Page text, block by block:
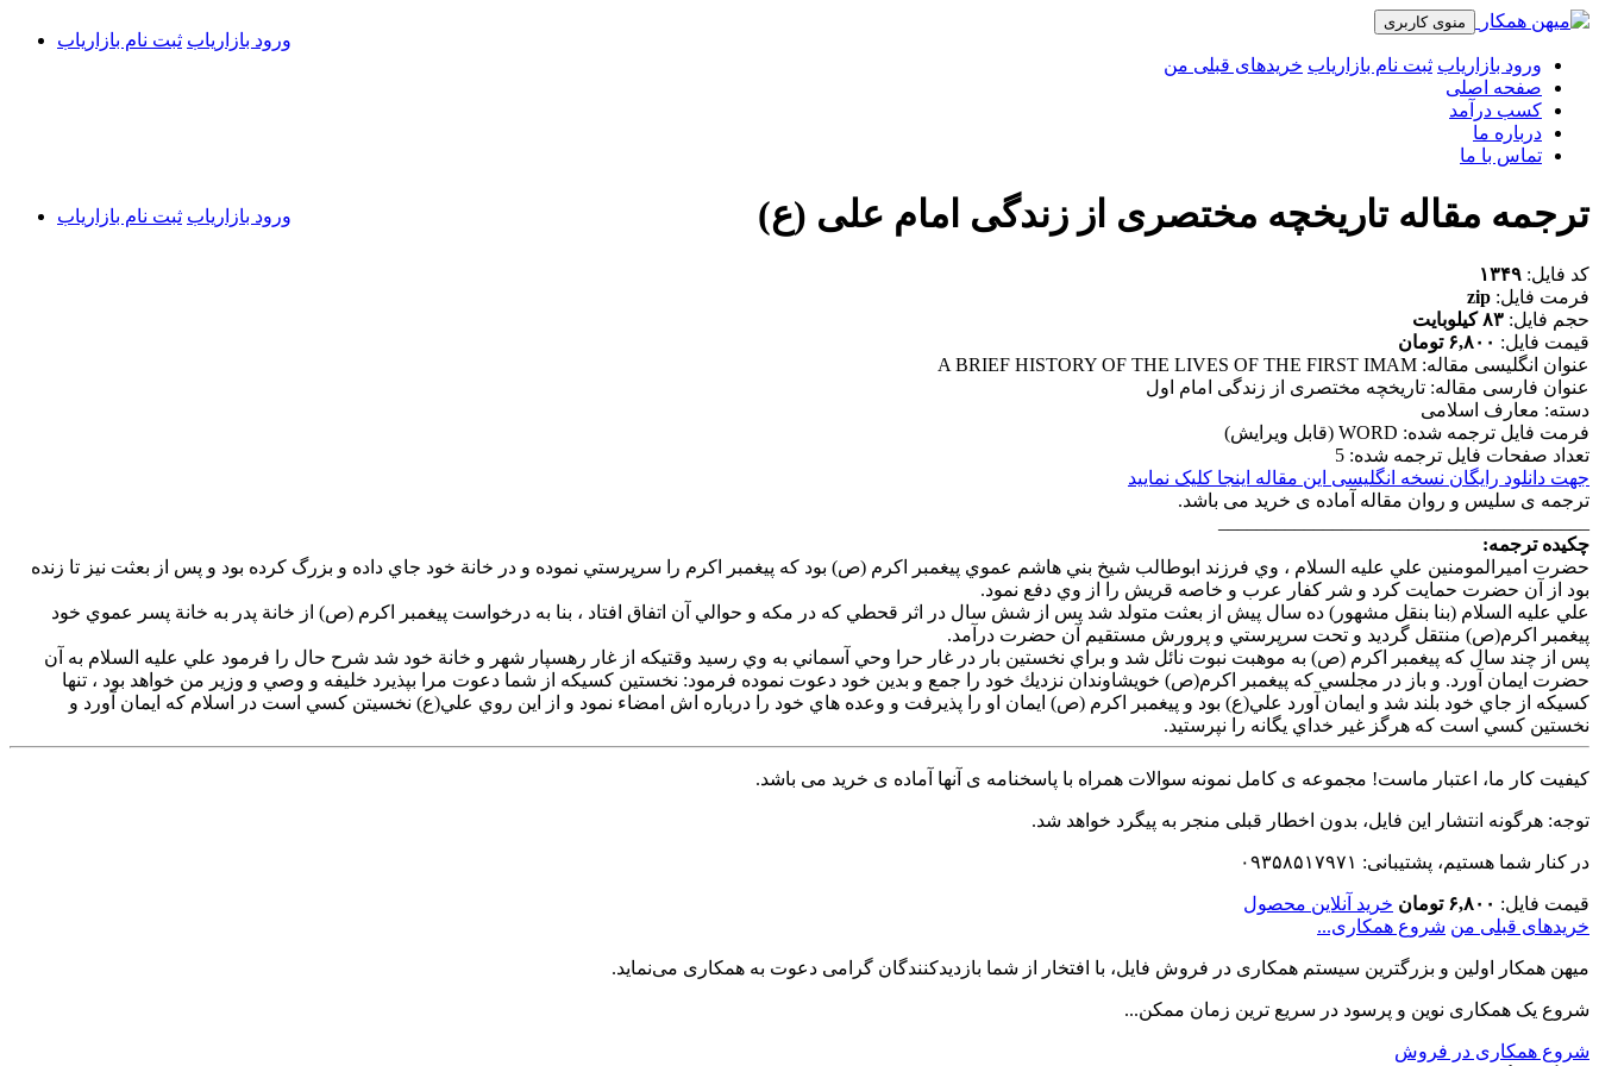
منوی کاربری
ورود بازاریاب ثبت نام بازاریاب
ورود بازاریاب ثبت نام بازاریاب خریدهای قبلی من
صفحه اصلی
کسب درآمد
درباره ما
تماس با ما
ورود بازاریاب ثبت نام بازاریاب ترجمه مقاله تاریخچه مختصری از زندگی امام علی (ع)
کد فایل: ۱۳۴۹
فرمت فایل: zip
حجم فایل: ۸۳ کیلوبایت
قیمت فایل: ۶,۸۰۰ تومان
عنوان انگلیسی مقاله: A BRIEF HISTORY OF THE LIVES OF THE FIRST IMAM
عنوان فارسی مقاله: تاریخچه مختصری از زندگی امام اول
دسته: معارف اسلامی
فرمت فایل ترجمه شده: WORD (قابل ویرایش)
تعداد صفحات فایل ترجمه شده: 5
جهت دانلود رایگان نسخه انگلیسی این مقاله اینجا کلیک نمایید
ترجمه ی سلیس و روان مقاله آماده ی خرید می باشد.
چکیده ترجمه:
حضرت اميرالمومنين علي عليه السلام ، وي فرزند ابوطالب شيخ بني هاشم عموي پيغمبر اكرم (ص) بود كه پيغمبر اكرم را سرپرستي نموده و در خانة خود جاي داده و بزرگ كرده بود و پس از بعثت نيز تا زنده
بود از آن حضرت حمايت كرد و شر كفار عرب و خاصه قريش را از وي دفع نمود.
علي عليه السلام (بنا بنقل مشهور) ده سال پيش از بعثت متولد شد پس از شش سال در اثر قحطي كه در مكه و حوالي آن اتفاق افتاد ، بنا به درخواست پيغمبر اكرم (ص) از خانة پدر به خانة پسر عموي خود
پيغمبر اكرم(ص) منتقل گرديد و تحت سرپرستي و پرورش مستقيم آن حضرت درآمد.
پس از چند سال كه پيغمبر اكرم (ص) به موهبت نبوت نائل شد و براي نخستين بار در غار حرا وحي آسماني به وي رسيد وقتيكه از غار رهسپار شهر و خانة خود شد شرح حال را فرمود علي عليه السلام به آن
حضرت ايمان آورد. و باز در مجلسي كه پيغمبر اكرم(ص) خويشاوندان نزديك خود را جمع و بدين خود دعوت نموده فرمود: نخستين كسيكه از شما دعوت مرا بپذيرد خليفه و وصي و وزير من خواهد بود ، تنها
كسيكه از جاي خود بلند شد و ايمان آورد علي(ع) بود و پيغمبر اكرم (ص) ايمان او را پذيرفت و وعده هاي خود را درباره اش امضاء نمود و از اين روي علي(ع) نخسيتن كسي است در اسلام كه ايمان آورد و
نخستين كسي است كه هرگز غير خداي يگانه را نپرستيد.
کیفیت کار ما، اعتبار ماست! مجموعه ی کامل نمونه سوالات همراه با پاسخنامه ی آنها آماده ی خرید می باشد.
توجه: هرگونه انتشار این فایل، بدون اخطار قبلی منجر به پیگرد خواهد شد.
در کنار شما هستیم، پشتیبانی: ۰۹۳۵۸۵۱۷۹۷۱
قیمت فایل: ۶,۸۰۰ تومان
خرید آنلاین محصول
خریدهای قبلی من شروع همکاری...
میهن همکار اولین و بزرگترین سیستم همکاری در فروش فایل، با افتخار از شما بازدیدکنندگان گرامی دعوت به همکاری می‌نماید.
شروع یک همکاری نوین و پرسود در سریع ترین زمان ممکن...
شروع همکاری در فروش